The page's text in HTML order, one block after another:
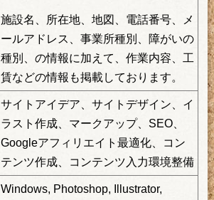
施設名、所在地、地図、電話番号、メ
ールアドレス、事業所種別、障がいの
種別、の情報に加えて、作業内容、工
賃などの情報も掲載しております。
サイトアイデア、サイトデザイン、イ
ラスト作成、マークアップ、SEO、
Googleアフィリエイト最適化、コン
テンツ作成、コンテンツ入力環境整備
Windows, Photoshop, Illustrator,